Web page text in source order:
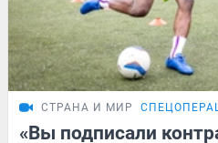
СТРАНА И МИР
«Вы подписали